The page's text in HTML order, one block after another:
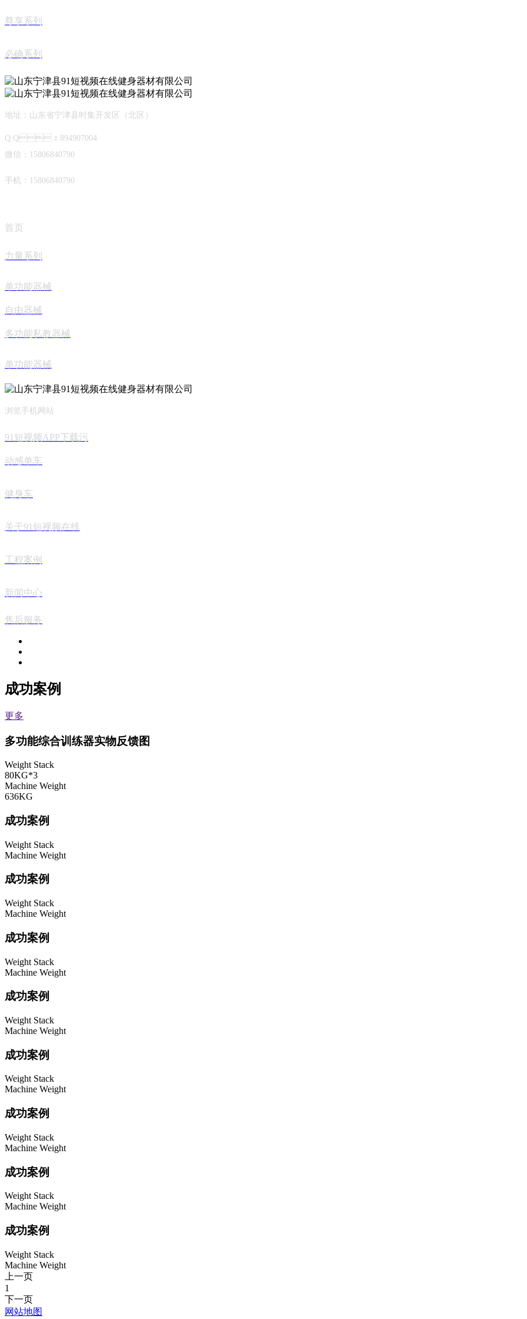
尊享系列
必确系列
地址：山东省宁津县时集开发区（北区）
Q Q：894907004
微信：15806840790
手机：15806840790
首页
力量系列
单功能器械
自由器械
多功能私教器械
单功能器械
浏览手机网站
91短视频APP下载污
动感单车
健身车
关于91短视频在线
工程案例
新闻中心
售后服务
成功案例
更多
多功能综合训练器实物反馈图
Weight Stack
80KG*3
Machine Weight
636KG
成功案例
Weight Stack
Machine Weight
成功案例
Weight Stack
Machine Weight
成功案例
Weight Stack
Machine Weight
成功案例
Weight Stack
Machine Weight
成功案例
Weight Stack
Machine Weight
成功案例
Weight Stack
Machine Weight
成功案例
Weight Stack
Machine Weight
成功案例
Weight Stack
Machine Weight
上一页
1
下一页
网站地图